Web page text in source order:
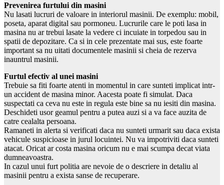
Prevenirea furtului din masini
Nu lasati lucruri de valoare in interiorul masinii. De exemplu: mobil,
poseta, aparat digital sau pormoneu. Lucrurile care le poti lasa in
masina nu ar trebui lasate la vedere ci incuiate in torpedou sau in
spatii de depozitare. Ca si in cele prezentate mai sus, este foarte
important sa nu uitati documentele masinii si cheia de rezerva
inauntrul masinii.
Furtul efectiv al unei masini
Trebuie sa fiti foarte atenti in momentul in care sunteti implicat intr-
un accident de masina minor. Aacesta poate fi simulat. Daca
suspectati ca ceva nu este in regula este bine sa nu iesiti din masina.
Deschideti usor geamul pentru a putea auzi si a va face auzita de
catre cealalta persoana.
Ramaneti in alerta si verificati daca nu sunteti urmarit sau daca exista
vehicule suspicioase in jurul locuintei. Nu va impotriviti daca sunteti
atacat. Oricat ar costa masina oricum nu e mai scumpa decat viata
dumneavoastra.
In cazul unui furt politia are nevoie de o descriere in detaliu al
masinii pentru a exista sanse de recuperare.